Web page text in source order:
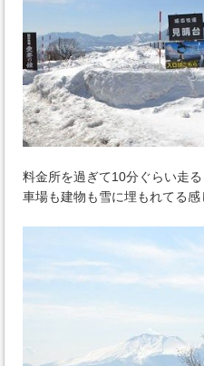
料金所を過ぎて10分ぐらい走
車場も建物も雪に埋もれてる